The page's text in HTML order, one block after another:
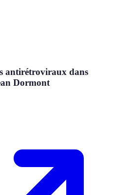
antirétroviraux dans
Dormont